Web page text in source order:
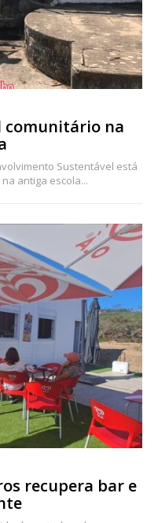
comunitário na
Sustentável está
antiga escola...
recupera bar e